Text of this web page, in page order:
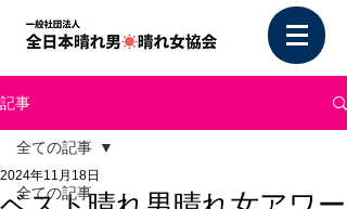
記事
全ての記事
全ての記事
2024年11月18日